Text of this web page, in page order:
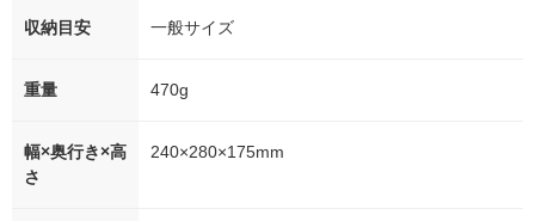
収納目安 一般サイズ
重量 470g
幅×奥行き×高
さ
240×280×175mm